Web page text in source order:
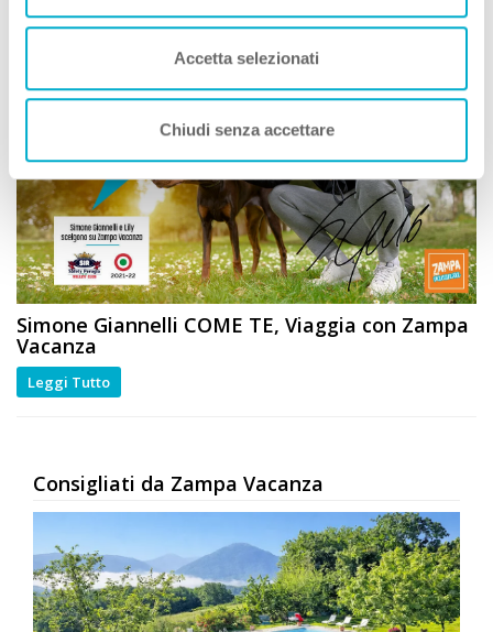
Accetta selezionati
Chiudi senza accettare
Zampa Vacanza Consiglia
Simone Giannelli COME TE, Viaggia con Zampa
Vacanza
Leggi Tutto
Consigliati da Zampa Vacanza